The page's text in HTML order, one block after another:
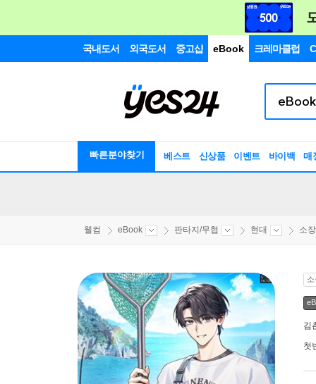
국내도서 외국도서 중고샵 eBook 크레마클럽
빠른분야찾기 베스트 신상품 이벤트 바이백 매
웰컴 eBook 판타지/무협 현대 소장
김
첫